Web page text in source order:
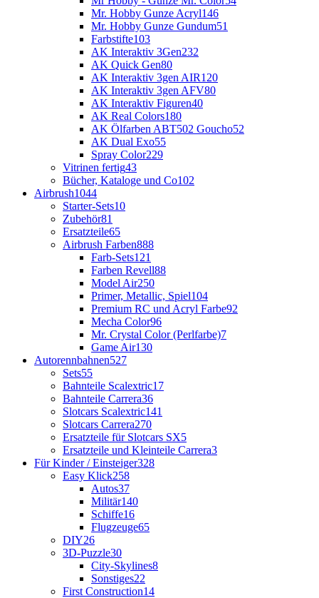
Mr. Hobby Gunze Acryl146
Mr. Hobby Gunze Gundum51
Farbstifte103
AK Interaktiv 3Gen232
AK Quick Gen80
AK Interaktiv 3gen AIR120
AK Interaktiv 3gen AFV80
AK Interaktiv Figuren40
AK Real Colors180
AK Ölfarben ABT502 Goucho52
AK Dual Exo55
Spray Color229
Vitrinen fertig43
Bücher, Kataloge und Co102
Airbrush1044
Starter-Sets10
Zubehör81
Ersatzteile65
Airbrush Farben888
Farb-Sets121
Farben Revell88
Model Air250
Primer, Metallic, Spiel104
Premium RC und Acryl Farbe92
Mecha Color96
Mr. Crystal Color (Perlfarbe)7
Game Air130
Autorennbahnen527
Sets55
Bahnteile Scalextric17
Bahnteile Carrera36
Slotcars Scalextric141
Slotcars Carrera270
Ersatzteile für Slotcars SX5
Ersatzteile und Kleinteile Carrera3
Für Kinder / Einsteiger328
Easy Klick258
Autos37
Militär140
Schiffe16
Flugzeuge65
DIY26
3D-Puzzle30
City-Skylines8
Sonstiges22
First Construction14